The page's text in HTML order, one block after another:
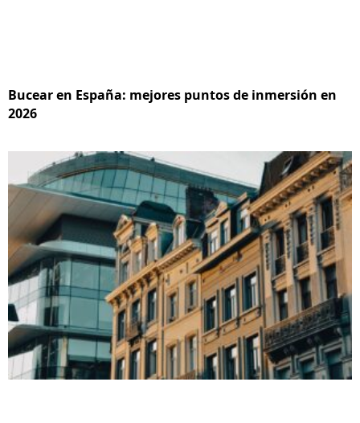
Bucear en España: mejores puntos de inmersión en
2026